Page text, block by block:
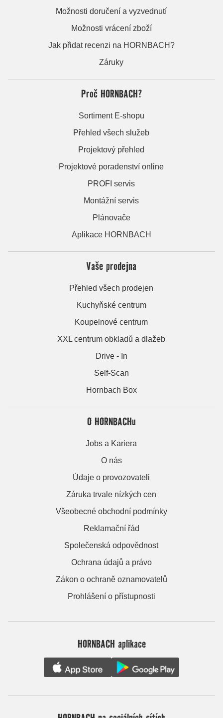
Možnosti doručení a vyzvednutí
Možnosti vrácení zboží
Jak přidat recenzi na HORNBACH?
Záruky
Proč HORNBACH?
Sortiment E-shopu
Přehled všech služeb
Projektový přehled
Projektové poradenství online
PROFI servis
Montážní servis
Plánovače
Aplikace HORNBACH
Vaše prodejna
Přehled všech prodejen
Kuchyňské centrum
Koupelnové centrum
XXL centrum obkladů a dlažeb
Drive - In
Self-Scan
Hornbach Box
O HORNBACHu
Jobs a Kariera
O nás
Údaje o provozovateli
Záruka trvale nízkých cen
Všeobecné obchodní podmínky
Reklamační řád
Společenská odpovědnost
Ochrana údajů a právo
Zákon o ochraně oznamovatelů
Prohlášení o přístupnosti
HORNBACH aplikace